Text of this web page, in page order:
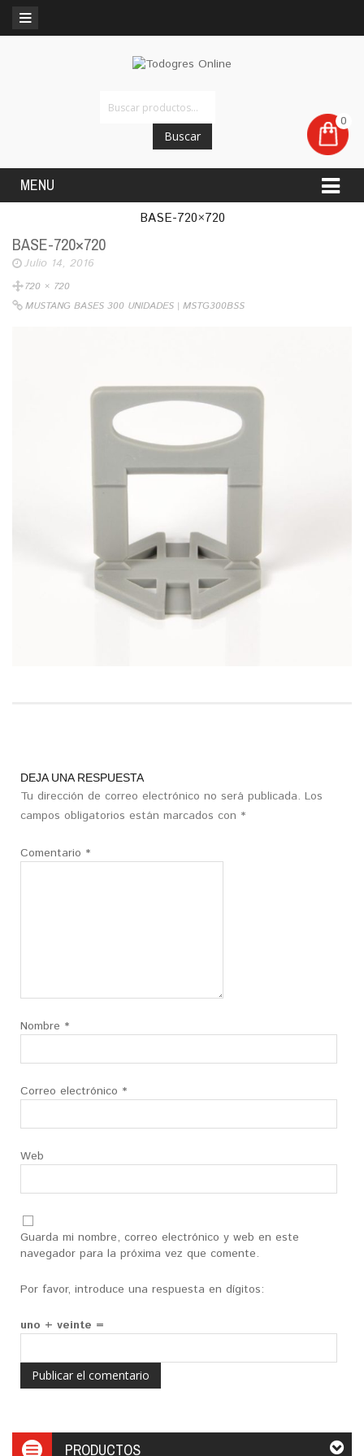
0
MENU
Buscar
BASE-720×720
BASE-720×720
Julio 14, 2016
720 × 720
MUSTANG BASES 300 UNIDADES | MSTG300BSS
DEJA UNA RESPUESTA
Tu dirección de correo electrónico no será publicada. Los
campos obligatorios están marcados con *
Comentario *
Nombre *
Correo electrónico *
Web
Guarda mi nombre, correo electrónico y web en este
navegador para la próxima vez que comente.
Por favor, introduce una respuesta en dígitos:
uno + veinte =
PRODUCTOS